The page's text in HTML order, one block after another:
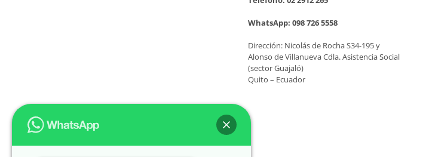
WhatsApp: 098 726 5558
Dirección: Nicolás de Rocha S34-195 y
Alonso de Villanueva Cdla. Asistencia Social
(sector Guajaló)
Quito – Ecuador